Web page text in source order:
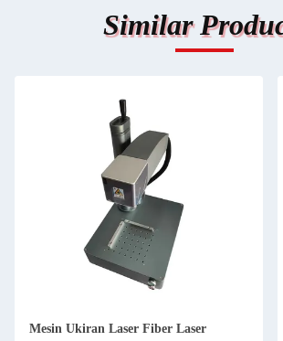
Similar
Mesin Ukiran Laser Fiber Laser